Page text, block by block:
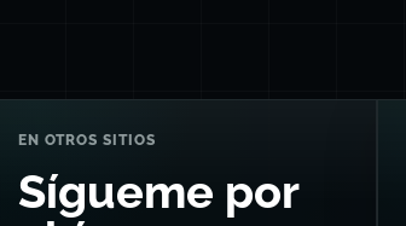
EN OTROS SITIOS
Sígueme por